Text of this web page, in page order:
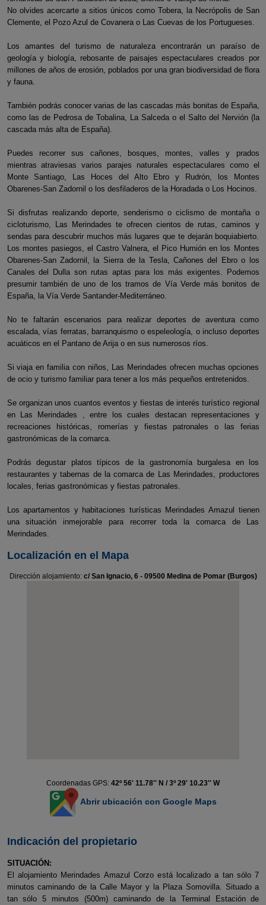
No olvides acercarte a sitios únicos como Tobera, la Necrópolis de San
Clemente, el Pozo Azul de Covanera o Las Cuevas de los Portugueses.
Los amantes del turismo de naturaleza encontrarán un paraíso de
geología y biología, rebosante de paisajes espectaculares creados por
millones de años de erosión, poblados por una gran biodiversidad de flora
y fauna.
También podrás conocer varias de las cascadas más bonitas de España,
como las de Pedrosa de Tobalina, La Salceda o el Salto del Nervión (la
cascada más alta de España).
Puedes recorrer sus cañones, bosques, montes, valles y prados
mientras atraviesas varios parajes naturales espectaculares como el
Monte Santiago, Las Hoces del Alto Ebro y Rudrón, los Montes
Obarenes-San Zadornil o los desfiladeros de la Horadada o Los Hocinos.
Si disfrutas realizando deporte, senderismo o ciclismo de montaña o
cicloturismo, Las Merindades te ofrecen cientos de rutas, caminos y
sendas para descubrir muchos más lugares que te dejarán boquiabierto.
Los montes pasiegos, el Castro Valnera, el Pico Humión en los Montes
Obarenes-San Zadornil, la Sierra de la Tesla, Cañones del Ebro o los
Canales del Dulla son rutas aptas para los más exigentes. Podemos
presumir también de uno de los tramos de Vía Verde más bonitos de
España, la Vía Verde Santander-Mediterráneo.
No te faltarán escenarios para realizar deportes de aventura como
escalada, vías ferratas, barranquismo o espeleología, o incluso deportes
acuáticos en el Pantano de Arija o en sus numerosos ríos.
Si viaja en familia con niños, Las Merindades ofrecen muchas opciones
de ocio y turismo familiar para tener a los más pequeños entretenidos.
Se organizan unos cuantos eventos y fiestas de interés turístico regional
en Las Merindades , entre los cuales destacan representaciones y
recreaciones históricas, romerías y fiestas patronales o las ferias
gastronómicas de la comarca.
Podrás degustar platos típicos de la gastronomía burgalesa en los
restaurantes y tabernas de la comarca de Las Merindades, productores
locales, ferias gastronómicas y fiestas patronales.
Los apartamentos y habitaciones turísticas Merindades Amazul tienen
una situación inmejorable para recorrer toda la comarca de Las
Merindades.
Localización en el Mapa
Dirección alojamiento: c/ San Ignacio, 6 - 09500 Medina de Pomar (Burgos)
Coordenadas GPS: 42º 56' 11.78'' N / 3º 29' 10.23'' W
Abrir ubicación con Google Maps
Indicación del propietario
SITUACIÓN:
El alojamiento Merindades Amazul Corzo está localizado a tan sólo 7
minutos caminando de la Calle Mayor y la Plaza Somovilla. Situado a
tan sólo 5 minutos (500m) caminando de la Terminal Estación de